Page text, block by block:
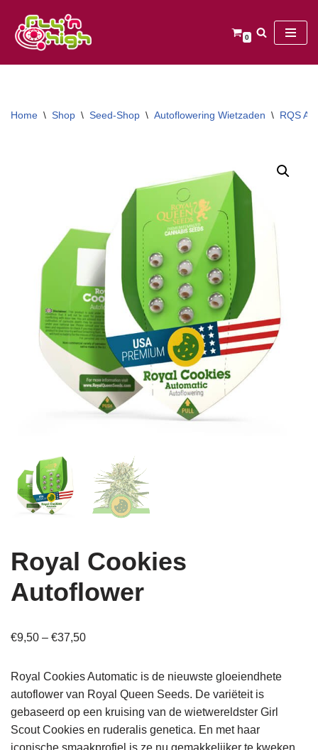
Ga
0
Home \ Shop \ Seed-Shop \ Autoflowering Wietzaden \ RQS
Royal Cookies
Autoflower
€9,50 – €37,50
Royal Cookies Automatic is de nieuwste gloeiendhete
autoflower van Royal Queen Seeds. De variëteit is
gebaseerd op een kruising van de wietwereldster Girl
Scout Cookies en ruderalis genetica. En met haar